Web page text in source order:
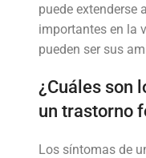
puede extenderse
importantes en la
pueden ser sus
¿Cuáles son
un trastorno
Los síntomas de